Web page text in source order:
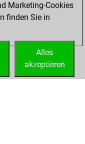
Marketing-Cookies
finden Sie in
Alles
akzeptieren